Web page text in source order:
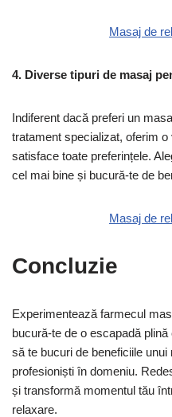
Masaj de
4. Diverse tipuri de masaj
Indiferent dacă preferi un
tratament specializat, oferim
satisface toate preferințele.
cel mai bine și bucură-te de
Masaj de
Concluzie
Experimentează farmecul
bucură-te de o escapadă
să te bucuri de beneficiile
profesioniști în domeniu.
și transformă momentul tău
relaxare.